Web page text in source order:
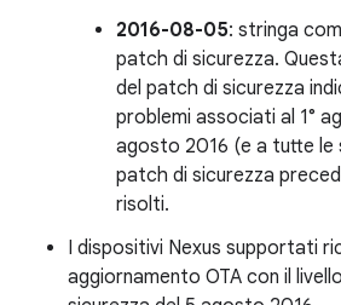
2016-08-05: stringa
patch di sicurezza.
del patch di sicurezza
problemi associati al 1°
agosto 2016 (e a tutte le
patch di sicurezza
risolti.
I dispositivi Nexus supportati
aggiornamento OTA con il